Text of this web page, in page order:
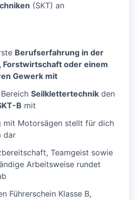
(SKT) an
Berufserfahrung in der
Forstwirtschaft oder einem
Gewerk mit
Seilklettertechnik den
B mit
mit Motorsägen stellt für dich
dar
Teamgeist sowie
Arbeitsweise rundet
Führerschein Klasse B,